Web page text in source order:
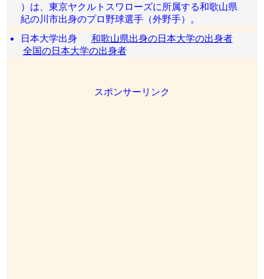
）は、東京ヤクルトスワローズに所属する和歌山県
紀の川市出身のプロ野球選手（外野手）。
日本大学出身 和歌山県出身の日本大学の出身者
全国の日本大学の出身者
スポンサーリンク